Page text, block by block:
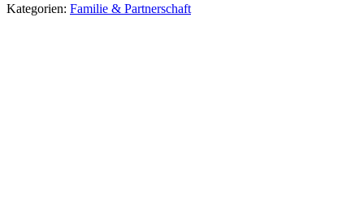
Kategorien: Familie & Partnerschaft